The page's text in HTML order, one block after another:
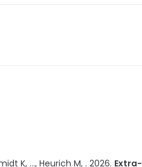
K, ..., Heurich M, . 2026.